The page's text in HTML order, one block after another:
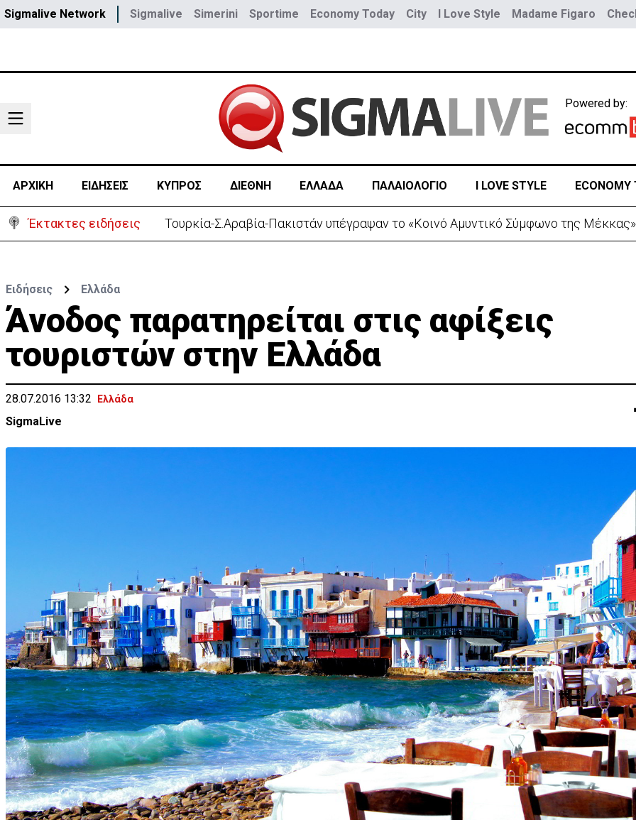
Sigmalive Network Sigmalive Simerini Sportime Economy Today City I Love Style Madame Figaro
Powered by:
ΑΡΧΙΚΗ ΕΙΔΗΣΕΙΣ ΚΥΠΡΟΣ ΔΙΕΘΝΗ ΕΛΛΑΔΑ ΠΑΛΑΙΟΛΟΓΙΟ I LOVE STYLE ECONOMY
Έκτακτες ειδήσεις Αστυνομία: 119 επαναπατρισμοί σε μία ημέρα – Στους 5.288 από την αρχή του έτου
Ειδήσεις Ελλάδα
Άνοδος παρατηρείται στις αφίξεις
τουριστών στην Ελλάδα
28.07.2016 13:32 Ελλάδα
SigmaLive